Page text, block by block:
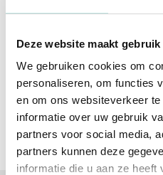
Deze website maakt
We gebruiken cookies om
personaliseren, om functies
en om ons websiteverkeer
informatie over uw gebruik
partners voor social media,
partners kunnen deze
informatie die u aan ze
Contactopties